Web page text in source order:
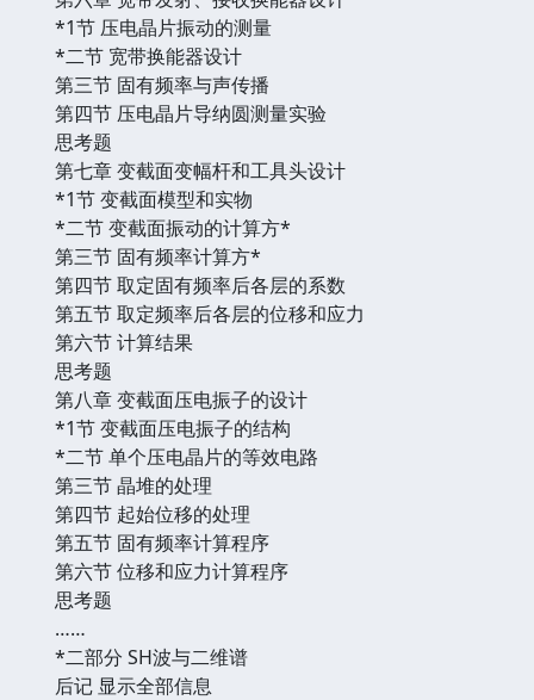
*1节 压电晶片振动的测量
*二节 宽带换能器设计
第三节 固有频率与声传播
第四节 压电晶片导纳圆测量实验
思考题
第七章 变截面变幅杆和工具头设计
*1节 变截面模型和实物
*二节 变截面振动的计算方*
第三节 固有频率计算方*
第四节 取定固有频率后各层的系数
第五节 取定频率后各层的位移和应力
第六节 计算结果
思考题
第八章 变截面压电振子的设计
*1节 变截面压电振子的结构
*二节 单个压电晶片的等效电路
第三节 晶堆的处理
第四节 起始位移的处理
第五节 固有频率计算程序
第六节 位移和应力计算程序
思考题
……
*二部分 SH波与二维谱
后记 显示全部信息